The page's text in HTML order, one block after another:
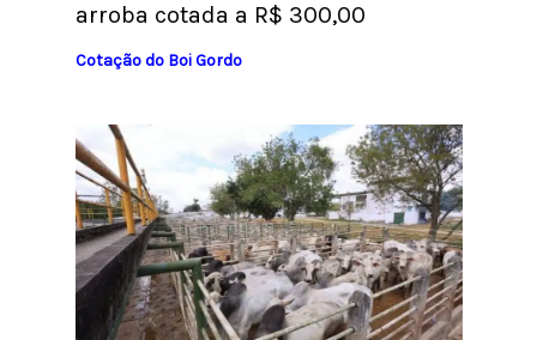
arroba cotada a R$ 300,00
Cotação do Boi Gordo